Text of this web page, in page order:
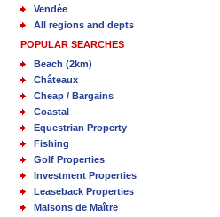
Vendée
All regions and depts
POPULAR SEARCHES
Beach (2km)
Châteaux
Cheap / Bargains
Coastal
Equestrian Property
Fishing
Golf Properties
Investment Properties
Leaseback Properties
Maisons de Maître